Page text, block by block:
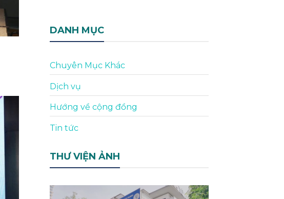
DANH MỤC
Chuyên Mục Khác
Dịch vụ
Hướng về cộng đồng
Tin tức
THƯ VIỆN ẢNH